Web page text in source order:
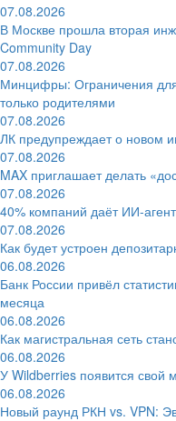
07.08.2026
В Москве прошла вторая
Community Day
07.08.2026
Минцифры: Ограничения
только родителями
07.08.2026
ЛК предупреждает о новом
07.08.2026
MAX приглашает делать
07.08.2026
40% компаний даёт
07.08.2026
Как будет устроен
06.08.2026
Банк России привёл
месяца
06.08.2026
Как магистральная сеть
06.08.2026
У Wildberries появится свой
06.08.2026
Новый раунд РКН vs. VPN: